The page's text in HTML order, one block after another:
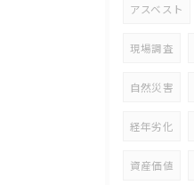
アスベスト
現場調査
自然災害
経年劣化
資産価値